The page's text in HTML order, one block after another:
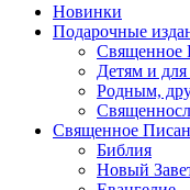
Новинки
Подарочные
Священное
Детям и
Родным,
Священное
Библия
Новый